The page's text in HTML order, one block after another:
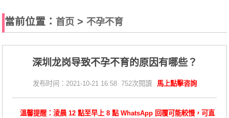
當前位置： 首页 > 不孕不育
深圳龙岗导致不孕不育的原因有哪些？
发布时间：2021-10-21 16:58 752次閱讀 馬上點擊咨詢
溫馨提醒：淩晨 12 點至早上 8 點 WhatsApp 回覆可能較慢，可直